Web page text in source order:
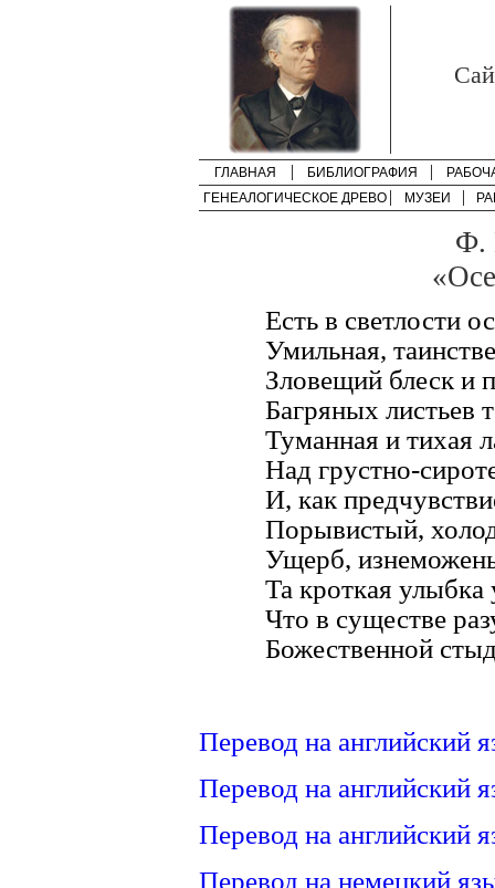
ГЛАВНАЯ БИБЛИОГРАФИЯ
ГЕНЕАЛОГИЧЕСКОЕ ДРЕВО
МУЗЕИ
Ф.
Есть в светлости
Умильная,
Зловещий блеск и
Багряных листьев
Туманная и тихая
Над грустно-
И, как
Порывистый,
Ущерб,
Та кроткая улыбка
Что в существе
Божественной
Перевод на английский
Перевод на английский
Перевод на английский
Перевод на немецкий